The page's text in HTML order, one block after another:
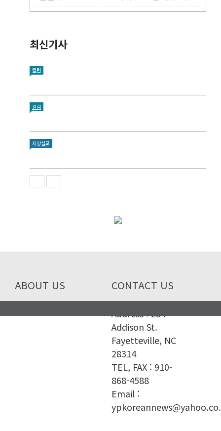
최신기사
컬럼
컬럼
지상설교
ABOUT US CONTACT US
Address : 234
Addison St.
Fayetteville, NC
28314
TEL, FAX : 910-
868-4588
Email :